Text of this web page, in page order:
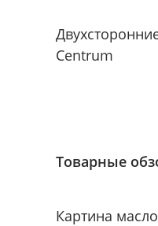
Centrum
Товарные
Картина